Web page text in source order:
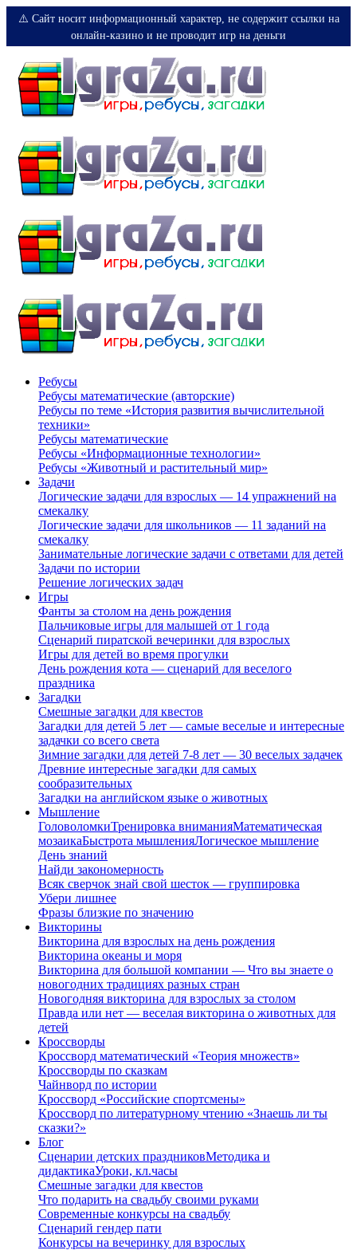
⚠️ Сайт носит информационный характер, не содержит ссылки на
онлайн-казино и не проводит игр на деньги
Ребусы
Ребусы математические (авторские)
Ребусы по теме «История развития вычислительной
техники»
Ребусы математические
Ребусы «Информационные технологии»
Ребусы «Животный и растительный мир»
Задачи
Логические задачи для взрослых — 14 упражнений на
смекалку
Логические задачи для школьников — 11 заданий на
смекалку
Занимательные логические задачи с ответами для детей
Задачи по истории
Решение логических задач
Игры
Фанты за столом на день рождения
Пальчиковые игры для малышей от 1 года
Сценарий пиратской вечеринки для взрослых
Игры для детей во время прогулки
День рождения кота — сценарий для веселого
праздника
Загадки
Смешные загадки для квестов
Загадки для детей 5 лет — самые веселые и интересные
задачки со всего света
Зимние загадки для детей 7-8 лет — 30 веселых задачек
Древние интересные загадки для самых
сообразительных
Загадки на английском языке о животных
Мышление
ГоловоломкиТренировка вниманияМатематическая
мозаикаБыстрота мышленияЛогическое мышление
День знаний
Найди закономерность
Всяк сверчок знай свой шесток — группировка
Убери лишнее
Фразы близкие по значению
Викторины
Викторина для взрослых на день рождения
Викторина океаны и моря
Викторина для большой компании — Что вы знаете о
новогодних традициях разных стран
Новогодняя викторина для взрослых за столом
Правда или нет — веселая викторина о животных для
детей
Кроссворды
Кроссворд математический «Теория множеств»
Кроссворды по сказкам
Чайнворд по истории
Кроссворд «Российские спортсмены»
Кроссворд по литературному чтению «Знаешь ли ты
сказки?»
Блог
Сценарии детских праздниковМетодика и
дидактикаУроки, кл.часы
Смешные загадки для квестов
Что подарить на свадьбу своими руками
Современные конкурсы на свадьбу
Сценарий гендер пати
Конкурсы на вечеринку для взрослых